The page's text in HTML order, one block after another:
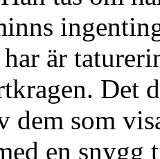
är
Det
dem som
en